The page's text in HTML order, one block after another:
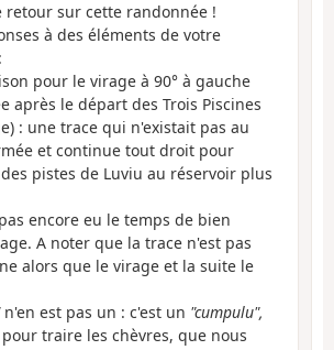
retour sur cette randonnée !
à des éléments de votre
pour le virage à 90° à gauche
après le départ des Trois Piscines
: une trace qui n'existait pas au
et continue tout droit pour
pistes de Luviu au réservoir plus
encore eu le temps de bien
A noter que la trace n'est pas
alors que le virage et la suite le
n'en est pas un : c'est un "cumpulu",
traire les chèvres, que nous